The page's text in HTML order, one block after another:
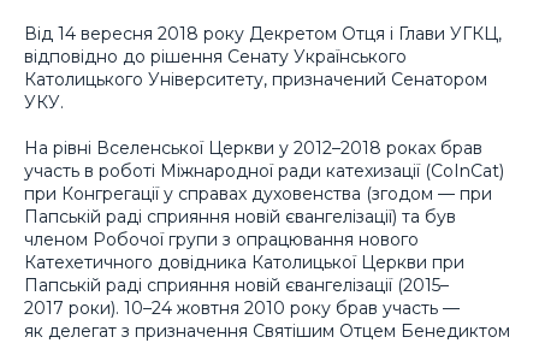
Від 14 вересня 2018 року Декретом Отця і Глави УГКЦ,
відповідно до рішення Сенату Українського
Католицького Університету, призначений Сенатором
УКУ.
На рівні Вселенської Церкви у 2012–2018 роках брав
участь в роботі Міжнародної ради катехизації (CoInCat)
при Конгрегації у справах духовенства (згодом — при
Папській раді сприяння новій євангелізації) та був
членом Робочої групи з опрацювання нового
Катехетичного довідника Католицької Церкви при
Папській раді сприяння новій євангелізації (2015–
2017 роки). 10–24 жовтня 2010 року брав участь —
як делегат з призначення Святішим Отцем Бенедиктом